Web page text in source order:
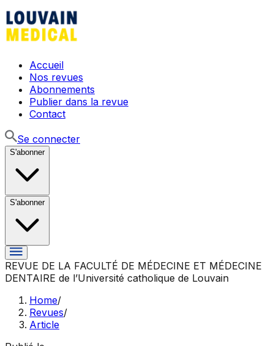
Accueil
Nos revues
Abonnements
Publier dans la revue
Contact
Se connecter
S'abonner
S'abonner
REVUE DE LA FACULTÉ DE MÉDECINE ET MÉDECINE
DENTAIRE de l’Université catholique de Louvain
Home/
Revues/
Article